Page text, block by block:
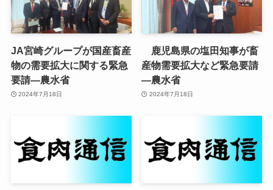
JA宮崎グループが国産畜産
物の需要拡大に関する緊急
要請—農水省
2024年7月18日
鹿児島県の塩田知事が畜
産物需要拡大など緊急要請
—農水省
2024年7月18日